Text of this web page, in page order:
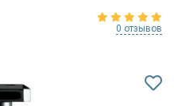
0 отзывов